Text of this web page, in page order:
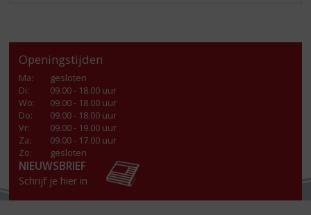
Openingstijden
Ma:
gesloten
Di:
09.00 - 18.00 uur
Wo:
09.00 - 18.00 uur
Do:
09.00 - 18.00 uur
Vr:
09.00 - 19.00 uur
Za:
09.00 - 17.00 uur
Zo:
gesloten
NIEUWSBRIEF
Schrijf je hier in